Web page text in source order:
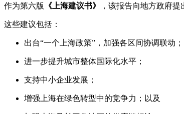
作为第六版 《上海建议书》 ，该报告向地方政府提
这些建议包括：
出台“一个上海政策”，加强各区间协调联动；
进一步提升城市整体国际化水平；
支持中小企业发展；
增强上海在绿色转型中的竞争力；以及